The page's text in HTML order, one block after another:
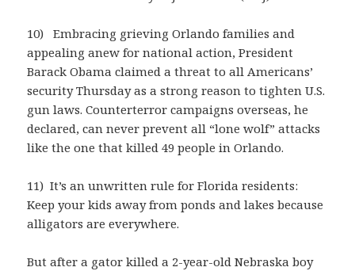
10) Embracing grieving Orlando families and
appealing anew for national action, President
Barack Obama claimed a threat to all Americans’
security Thursday as a strong reason to tighten U.S.
gun laws. Counterterror campaigns overseas, he
declared, can never prevent all “lone wolf” attacks
like the one that killed 49 people in Orlando.
11) It’s an unwritten rule for Florida residents:
Keep your kids away from ponds and lakes because
alligators are everywhere.
But after a gator killed a 2-year-old Nebraska boy